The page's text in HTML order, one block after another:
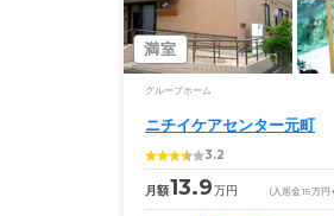
満室
グループホーム
ニチイケアセンター元町
3.2
月額13.9万円 (入居金15万円